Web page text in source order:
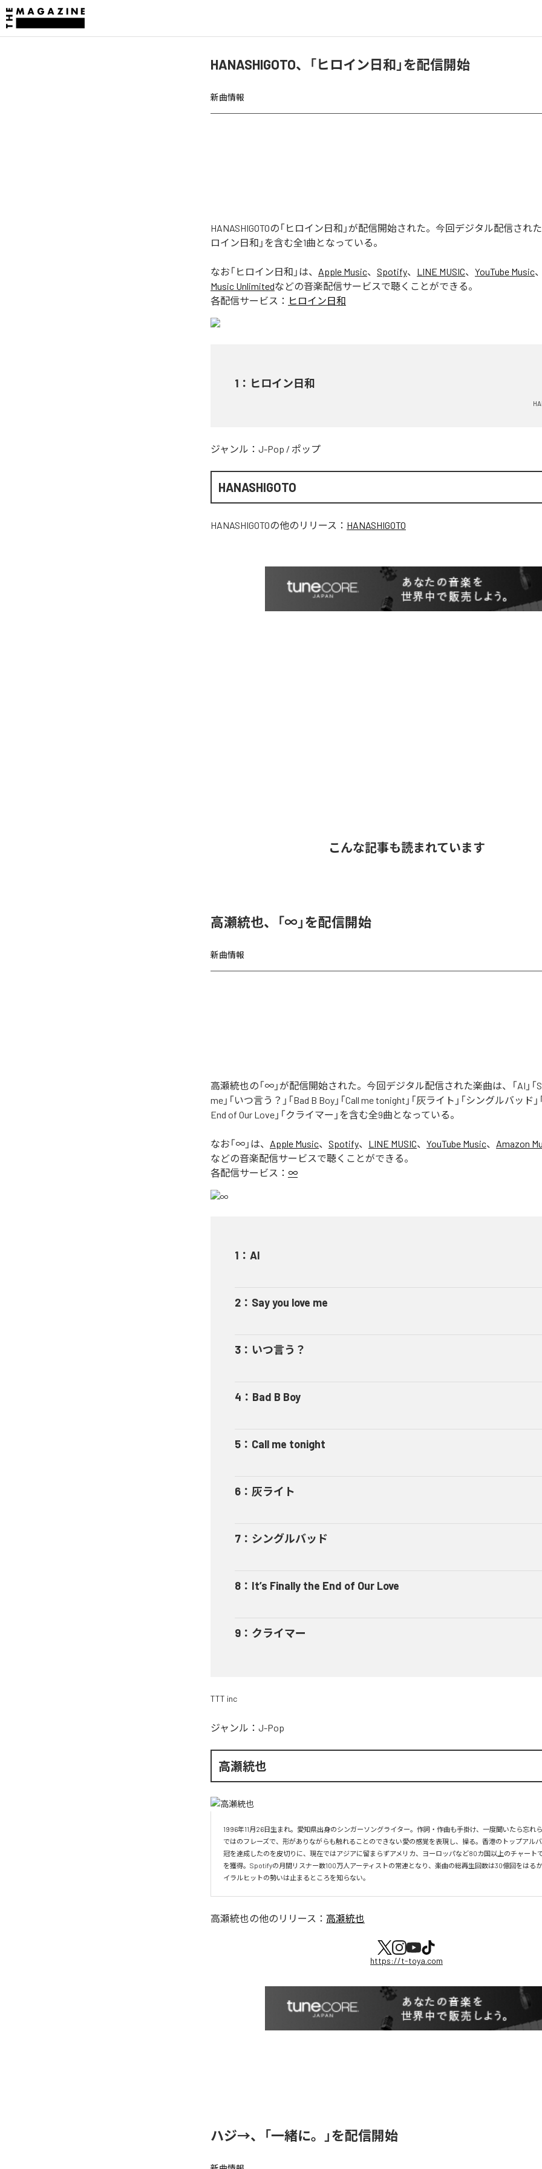
HANASHIGOTO、「ヒロイン日和」を配信開始
新曲情報
HANASHIGOTOの「ヒロイン日和」が配信開始された。今回デジタル配信され
ロイン日和」を含む全1曲となっている。
なお「ヒロイン日和 」は、 Apple Music、 Spotify、 LINE MUSIC、 YouTube Music、
Music Unlimitedなどの音楽配信サービスで聴くことができる。
各配信サービス： ヒロイン日和
1 ： ヒロイン日和
ジャンル： J-Pop / ポップ
HANASHIGOTO
HANASHIGOTOの他のリリース： HANASHIGOTO
こんな記事も読まれています
高瀬統也、「∞」を配信開始
新曲情報
高瀬統也の「∞」が配信開始された。今回デジタル配信された楽曲は、「AI」「
me」「いつ言う？」「Bad B Boy」「Call me tonight」「灰ライト」「シングルバッド」
End of Our Love」「クライマー」を含む全9曲となっている。
なお「∞ 」は、 Apple Music、 Spotify、 LINE MUSIC、 YouTube Music、 Amazon
などの音楽配信サービスで聴くことができる。
各配信サービス： ∞
1 ： AI
2 ： Say you love me
3 ： いつ言う？
4 ： Bad B Boy
5 ： Call me tonight
6 ： 灰ライト
7 ： シングルバッド
8 ： It’s Finally the End of Our Love
9 ： クライマー
TTT inc
ジャンル： J-Pop
高瀬統也
1996年11月26日生まれ。愛知県出身のシンガーソングライター。作詞・作曲も手掛け、一度聞いたら忘れ
ではのフレーズで、形がありながらも触れることのできない愛の感覚を表現し、操る。香港のトップアル
冠を達成したのを皮切りに、現在ではアジアに留まらずアメリカ、ヨーロッパなど80カ国以上のチャート
を獲得。Spotifyの月間リスナー数100万人アーティストの常連となり、楽曲の総再生回数は30億回をはる
イラルヒットの勢いは止まるところを知らない。
高瀬統也の他のリリース： 高瀬統也
https://t-toya.com
ハジ→、「一緒に。」を配信開始